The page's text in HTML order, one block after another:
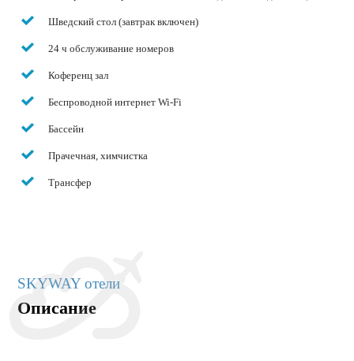
Шведский стол (завтрак включен)
24 ч обслуживание номеров
Коференц зал
Беспроводной интернет Wi-Fi
Бассейн
Прачечная, химчистка
Трансфер
SKYWAY отели
Описание